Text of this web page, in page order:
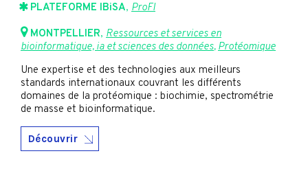
PLATEFORME IBiSA, ProFI
MONTPELLIER, Ressources et services en
bioinformatique, ia et sciences des données, Protéomique
Une expertise et des technologies aux meilleurs
standards internationaux couvrant les différents
domaines de la protéomique : biochimie, spectrométrie
de masse et bioinformatique.
Découvrir